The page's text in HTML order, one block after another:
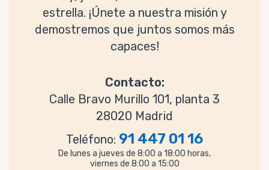
estrella. ¡Únete a nuestra misión y
demostremos que juntos somos más
capaces!
Contacto:
Calle Bravo Murillo 101, planta 3
28020 Madrid
Teléfono: 91 447 01 16
De lunes a jueves de 8:00 a 18:00 horas,
viernes de 8:00 a 15:00